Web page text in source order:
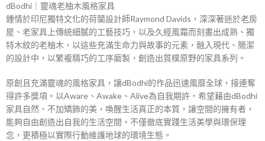
dBodhi｜靈魂老柚木風格家具
鍾情於印尼獨特文化的荷蘭設計師Raymond Davids，深深著迷於老房
屋、老家具上傳統細膩的工藝技巧，以及久經風霜而刻畫出成熟、獨
特木紋的老柚木，以這些充滿生命力與故事的元素，融入現代、簡潔
的設計中，以繁複精巧的工序磨製，創造出質樸原野的家具系列。
原創且充滿靈魂的風格家具，讓dBodhi的作品迅速風靡全球，接連奪
得許多獎項。以Aware、Awake、Alive為自我期許，希望藉由dBodhi
家具自然、不加矯飾的美，喚醒生活真正的本質，讓空間的擁有者，
能夠自由創造出自我的生活空間，不僅徹底實踐生活美學與環保理
念，更積極以實際行動維護地球的環境生態。